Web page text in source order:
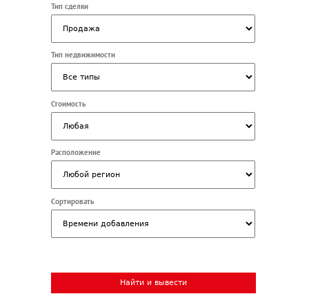
Тип сделки
Тип недвижимости
Стоимость
Расположение
Сортировать